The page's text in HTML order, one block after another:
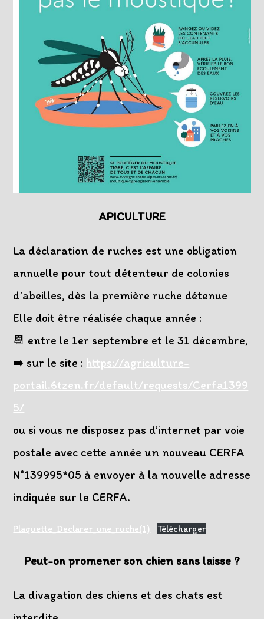
APICULTURE
La déclaration de ruches est une obligation
annuelle pour tout détenteur de colonies
d’abeilles, dès la première ruche détenue
Elle doit être réalisée chaque année :
📆 entre le 1er septembre et le 31 décembre,
➡️ sur le site : https://agriculture-
portail.6tzen.fr/default/requests/Cerfa1399
5/
ou si vous ne disposez pas d’internet par voie
postale avec cette année un nouveau CERFA
N°139995*05 à envoyer à la nouvelle adresse
indiquée sur le CERFA.
Plaquette_Declarer_une_ruche(1) Télécharger
Peut-on promener son chien sans laisse ?
La divagation des chiens et des chats est